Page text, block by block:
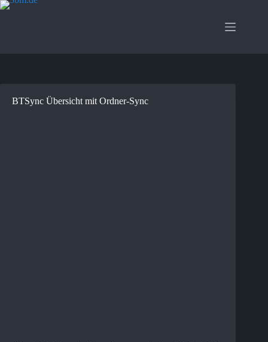
Zum
BTSync Übersicht mit Ordner-Sync